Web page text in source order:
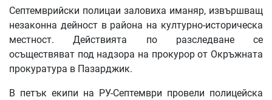
Септемврийски полицаи заловиха иманяр, извършващ
незаконна дейност в района на културно-историческа
местност. Действията по разследване се
осъществяват под надзора на прокурор от Окръжната
прокуратура в Пазарджик.
В петък екипи на РУ-Септември провели полицейска